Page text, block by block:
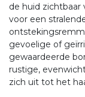
de huid
voor een
gevoelige of
gewaardeerde
rustige,
zich uit tot het